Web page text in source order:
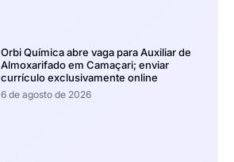
Orbi Química abre vaga para Auxiliar de
Almoxarifado em Camaçari; enviar
currículo exclusivamente online
6 de agosto de 2026